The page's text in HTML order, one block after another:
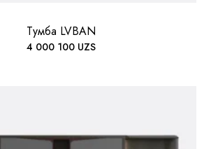
Тумба LVBAN
4 000 100 UZS